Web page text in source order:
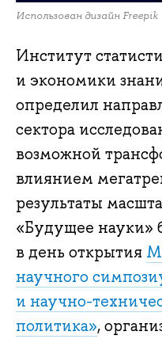
Использован дизайн Freepik
Институт
и экономики
определил
сектора
возможной
влиянием
результаты
«Будущее науки»
в день открытия
научного
и научно-
политика»,